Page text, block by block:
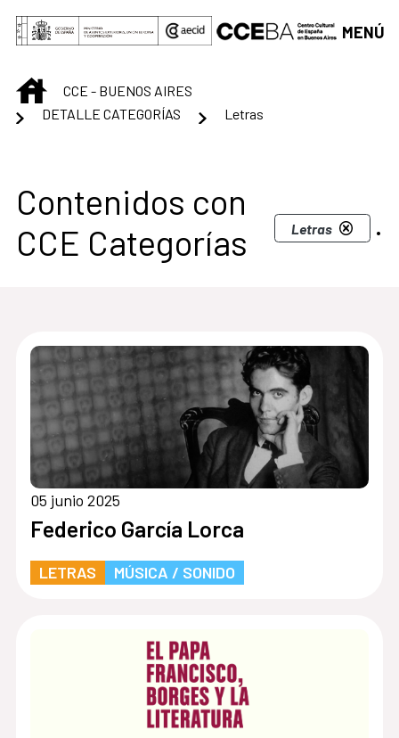
Saltar al contenido principal
MENÚ
INICIOCCE - BUENOS AIRES
DETALLE CATEGORÍAS
Letras
Centro Cultural de
Contenidos con
CCE Categorías
Letras .
05 junio 2025
Federico García Lorca
LETRAS MÚSICA / SONIDO